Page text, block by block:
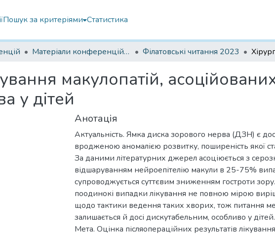
Пошук за критеріями Статистика
Матеріали конференцій Інституту Філатова Філатовські читання 2023
макулопатій,
у дітей
Анотація
Актуальність. Ямка диска зорового нерва (ДЗН) є
вродженою аномалією розвитку, поширеність якої
За даними літературних джерел асоціюється з
відшаруванням нейроепітелію макули в 25-75%
супроводжується суттєвим зниженням гостроти
поодинокі випадки лікування не повною мірою
щодо тактики ведення таких хворих, тож питання
залишається й досі дискутабельним, особливо у дітей.
Мета. Оцінка післяопераційних результатів